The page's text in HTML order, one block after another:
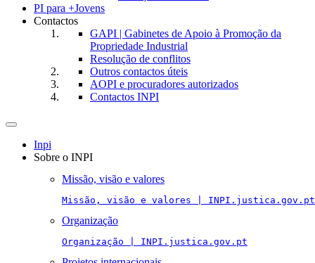
PI para +Jovens
Contactos
GAPI | Gabinetes de Apoio à Promoção da
Propriedade Industrial
Resolução de conflitos
Outros contactos úteis
AOPI e procuradores autorizados
Contactos INPI
Toggle
navigation
Inpi
Sobre o INPI
Missão, visão e valores
Missão, visão e valores | INPI.justica.gov.pt
Organização
Organização | INPI.justica.gov.pt